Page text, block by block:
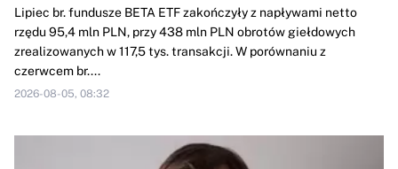
Lipiec br. fundusze BETA ETF zakończyły z napływami netto
rzędu 95,4 mln PLN, przy 438 mln PLN obrotów giełdowych
zrealizowanych w 117,5 tys. transakcji. W porównaniu z
czerwcem br....
2026-08-05, 08:32